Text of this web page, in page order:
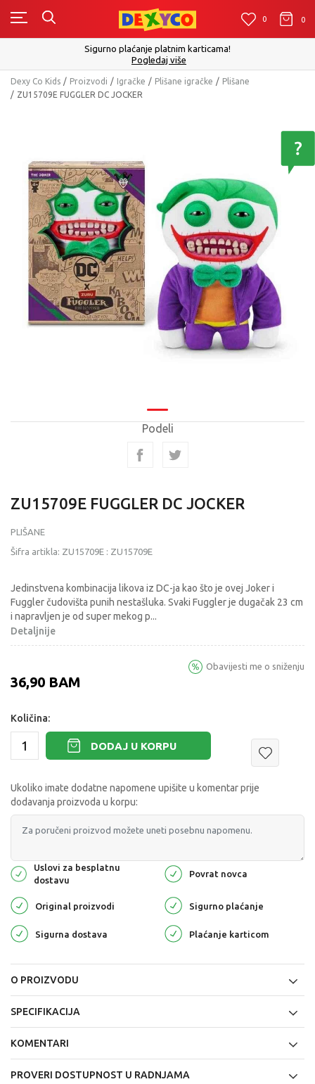
0 0
Sigurno plaćanje platnim karticama!
Pogledaj više
Dexy Co Kids Proizvodi Igračke Plišane igračke
Plišane
ZU15709E FUGGLER DC JOCKER
Podeli
ZU15709E FUGGLER DC JOCKER
PLIŠANE
Šifra artikla: ZU15709E : ZU15709E
Jedinstvena kombinacija likova iz DC-ja kao što je ovej Joker i
Fuggler čudovišta punih nestašluka. Svaki Fuggler je dugačak 23 cm
i napravljen je od super mekog p...
Detaljnije
36,90 BAM
Obavijesti me o sniženju
Količina:
DODAJ U KORPU
Ukoliko imate dodatne napomene upišite u komentar prije
dodavanja proizvoda u korpu:
Uslovi za besplatnu
dostavu
Povrat novca
Original proizvodi Sigurno plaćanje
Sigurna dostava Plaćanje karticom
O PROIZVODU
SPECIFIKACIJA
KOMENTARI
PROVERI DOSTUPNOST U RADNJAMA